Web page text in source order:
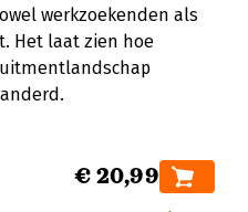
werkzoekenden als
Het laat zien hoe
€ 20,99